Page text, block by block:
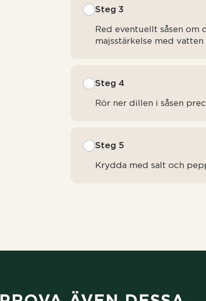
Steg 3
Red eventuellt såsen om
majsstärkelse med
Steg 4
Rör ner dillen i såsen
Steg 5
Krydda med salt och